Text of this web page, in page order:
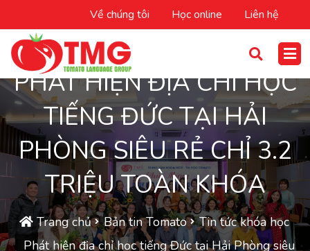
Về chúng tôi Học online Liên hệ
PHÁT HIỆN ĐỊA CHỈ HỌC
TIẾNG ĐỨC TẠI HẢI
PHÒNG SIÊU RẺ CHỈ 3.2
TRIỆU TOÀN KHÓA
Trang chủ Bản tin Tomato
Tin tức khóa học
Phát hiện địa chỉ học tiếng Đức tại Hải Phòng siêu